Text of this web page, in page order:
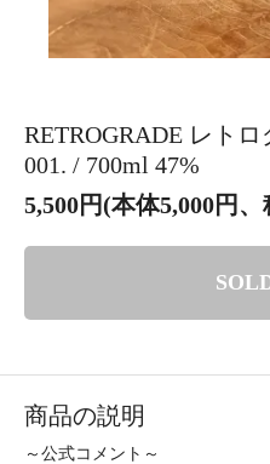
RETROGRADE レト
001. / 700ml 47%
5,500円(本体5,000円、
商品の説明
～公式コメント～